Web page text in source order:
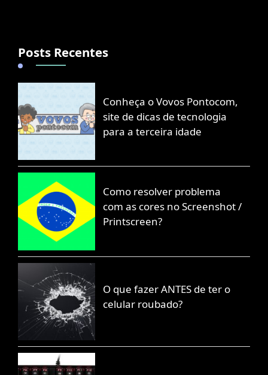
Posts Recentes
Conheça o Vovos Pontocom,
site de dicas de tecnologia
para a terceira idade
Como resolver problema
com as cores no Screenshot /
Printscreen?
O que fazer ANTES de ter o
celular roubado?